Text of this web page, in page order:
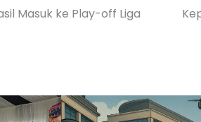
Masuk ke Play-off Liga